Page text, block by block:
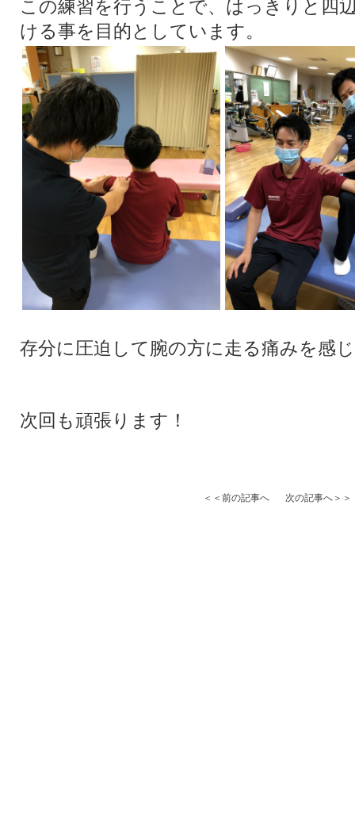
この練習を行うことで、はっきりと四
ける事を目的としています。
存分に圧迫して腕の方に走る痛みを感
次回も頑張ります！
＜＜前の記事へ 次の記事へ＞＞